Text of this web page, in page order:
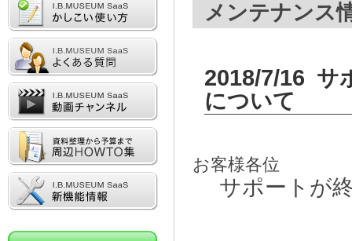
メンテナンス
2018/7/16 サ
について
お客様各位
サポートが